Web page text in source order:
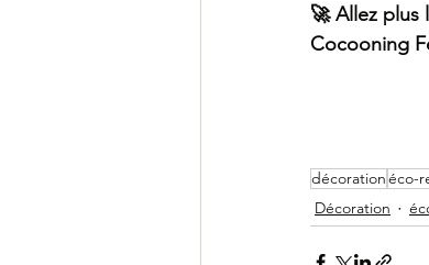
🚀 Allez plus
Cocooning
décorationéco-
Décoration